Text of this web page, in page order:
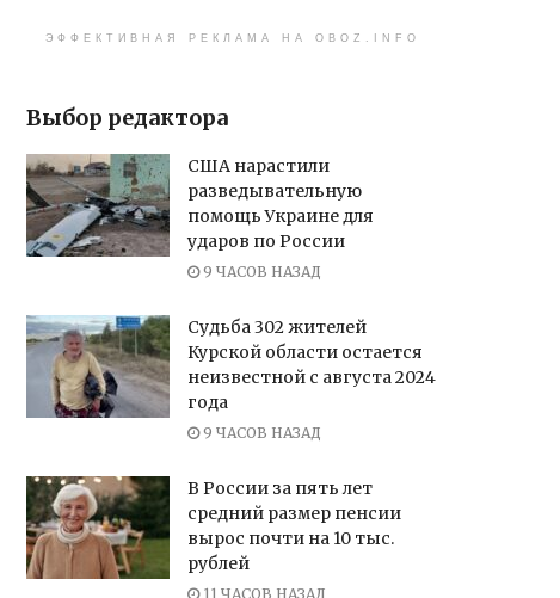
ЭФФЕКТИВНАЯ РЕКЛАМА НА OBOZ.INFO
Выбор редактора
США нарастили
разведывательную
помощь Украине для
ударов по России
9 ЧАСОВ НАЗАД
Судьба 302 жителей
Курской области остается
неизвестной с августа 2024
года
9 ЧАСОВ НАЗАД
В России за пять лет
средний размер пенсии
вырос почти на 10 тыс.
рублей
11 ЧАСОВ НАЗАД